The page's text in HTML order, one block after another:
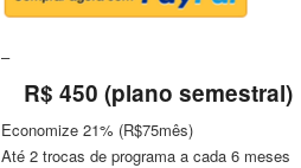
–
R$ 450 (plano semestral)
Economize 21% (R$75mês)
Até 2 trocas de programa a cada 6 meses